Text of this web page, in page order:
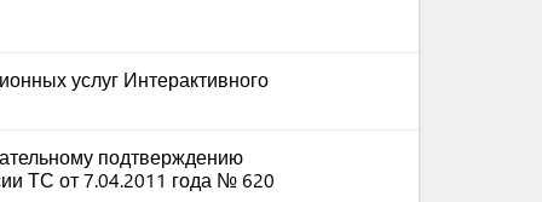
услуг Интерактивного
подтверждению
ТС от 7.04.2011 года № 620